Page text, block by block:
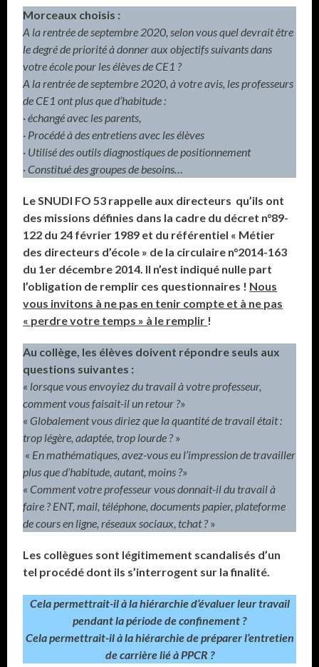
Morceaux choisis :
A la rentrée de septembre 2020, selon vous quel devrait être
le degré de priorité à donner aux objectifs suivants dans
votre école pour les élèves de CE1 ?
A la rentrée de septembre 2020, à votre avis, les professeurs
de CE1 ont plus que d’habitude :
·échangé avec les parents,
· Procédé à des entretiens avec les élèves
· Utilisé des outils diagnostiques de positionnement
·Constitué des groupes de besoins…
Le SNUDI FO 53 rappelle aux directeurs qu’ils ont
des missions définies dans la cadre du décret n°89-
122 du 24 février 1989 et du référentiel « Métier
des directeurs d’école » de la circulaire n°2014-163
du 1er décembre 2014. Il n’est indiqué nulle part
l’obligation de remplir ces questionnaires ! Nous
vous invitons à ne pas en tenir compte et à ne pas
« perdre votre temps » à le remplir !
Au collège, les élèves doivent répondre seuls aux
questions suivantes :
« lorsque vous envoyiez du travail à votre professeur,
comment vous faisait-il un retour ?»
«Globalement vous diriez que la quantité de travail était :
trop légère, adaptée, trop lourde ?»
« En mathématiques, avez-vous eu l’impression de travailler
plus que d’habitude, autant, moins ?»
«Comment votre professeur vous donnait-il du travail à
faire ? ENT, mail, téléphone, documents papier, plateforme
de cours en ligne, réseaux sociaux, tchat ?»
Les collègues sont légitimement scandalisés d’un
tel procédé dont ils s’interrogent sur la finalité.
Cela permettrait-il à la hiérarchie d’évaluer leur travail
pendant la période de confinement ?
Cela permettrait-il à la hiérarchie de préparer l’entretien
de carrière lié à PPCR ?